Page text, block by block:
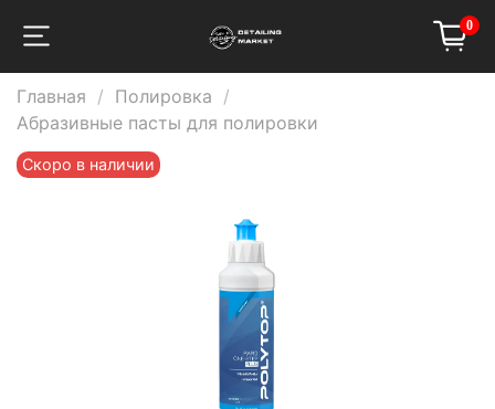
0
Главная
Полировка
Абразивные пасты для полировки
Скоро в наличии